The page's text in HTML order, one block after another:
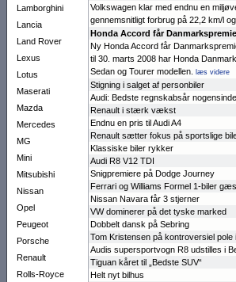
Lamborghini
Lancia
Land Rover
Lexus
Lotus
Maserati
Mazda
Mercedes
MG
Mini
Mitsubishi
Nissan
Opel
Peugeot
Porsche
Renault
Rolls-Royce
Volks­wa­gen klar med endnu en
gennemsnitligt forbrug på 22,2 km/l
Honda Accord får
Ny Honda Accord får
til 30. marts 2008 har Honda
Sedan og Tourer modellen.
læs videre
Stigning i salget af personbiler
Audi: Bedste regnskabsår nogensinde
Renault i stærk vækst
Endnu en pris til Audi A4
Renault sætter fokus på sports­lige
Klassiske biler rykker
Audi R8 V12 TDI
Snigpremiere på Dodge Journey
Ferrari og Willi­ams Formel 1-biler
Nissan Navara får 3 stjerner
VW dominerer på det tyske marked
Dobbelt dansk på Sebring
Tom Kristensen på kontroversiel pole
Audis super­sportvogn R8 ud­stilles i
Tiguan kåret til „Bedste SUV“
Helt nyt bilhus